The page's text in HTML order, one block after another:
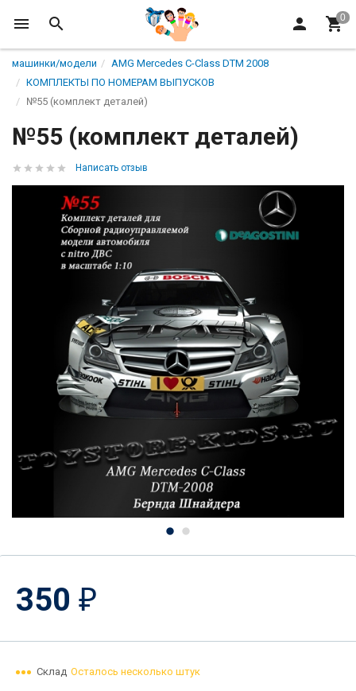
машинки/модели
AMG Mercedes C-Class DTM 2008
КОМПЛЕКТЫ ПО НОМЕРАМ ВЫПУСКОВ
№55 (комплект деталей)
№55 (комплект деталей)
Написать отзыв
350 ₽
Склад Осталось несколько штук